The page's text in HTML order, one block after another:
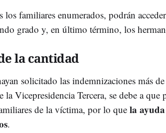
los familiares enumerados, podrán
grado y, en último término, los
la cantidad
solicitado las indemnizaciones más
Vicepresidencia Tercera, se debe a que
de la víctima, por lo que la
.